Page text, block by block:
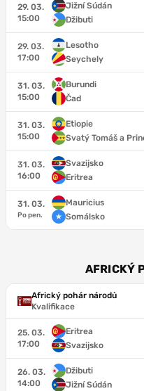
29. 03.
15:00
Jižní Súdán
Džibuti
29. 03.
17:00
Lesotho
Seychely
31. 03.
15:00
Burundi
Čad
31. 03.
15:00
Etiopie
Svatý Tomáš a
31. 03.
16:00
Svazijsko
Eritrea
31. 03.
Po pen.
Mauricius
Somálsko
AFRICKÝ
Africký pohár národů
Kvalifikace
25. 03.
17:00
Eritrea
Svazijsko
26. 03.
14:00
Džibuti
Jižní Súdán